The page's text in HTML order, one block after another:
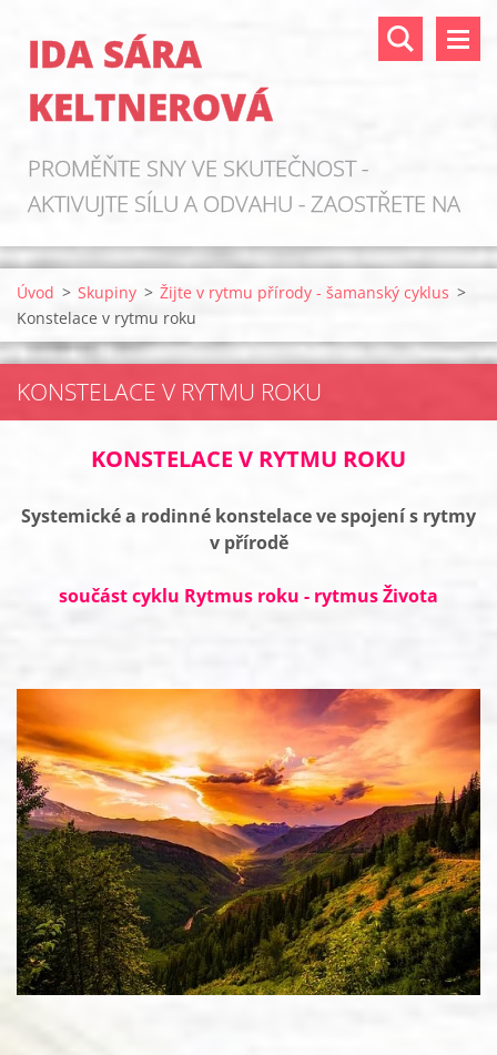
IDA SÁRA
KELTNEROVÁ
PROMĚŇTE SNY VE SKUTEČNOST -
AKTIVUJTE SÍLU A ODVAHU - ZAOSTŘETE NA
ZDROJE!
Úvod > Skupiny > Žijte v rytmu přírody - šamanský cyklus >
Konstelace v rytmu roku
KONSTELACE V RYTMU ROKU
KONSTELACE V RYTMU ROKU
Systemické a rodinné konstelace ve spojení s rytmy
v přírodě
součást cyklu Rytmus roku - rytmus Života